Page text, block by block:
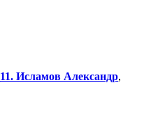
11. Исламов Александр,